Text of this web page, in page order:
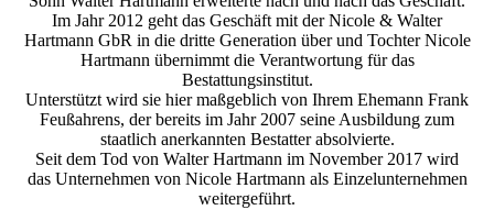
Im Jahr 2012 geht das Geschäft mit der Nicole & Walter
Hartmann GbR in die dritte Generation über und Tochter Nicole
Hartmann übernimmt die Verantwortung für das
Bestattungsinstitut.
Unterstützt wird sie hier maßgeblich von Ihrem Ehemann Frank
Feußahrens, der bereits im Jahr 2007 seine Ausbildung zum
staatlich anerkannten Bestatter absolvierte.
Seit dem Tod von Walter Hartmann im November 2017 wird
das Unternehmen von Nicole Hartmann als Einzelunternehmen
weitergeführt.